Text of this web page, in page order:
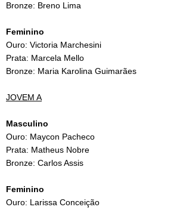
Bronze: Breno Lima
Feminino
Ouro: Victoria Marchesini
Prata: Marcela Mello
Bronze: Maria Karolina Guimarães
JOVEM A
Masculino
Ouro: Maycon Pacheco
Prata: Matheus Nobre
Bronze: Carlos Assis
Feminino
Ouro: Larissa Conceição